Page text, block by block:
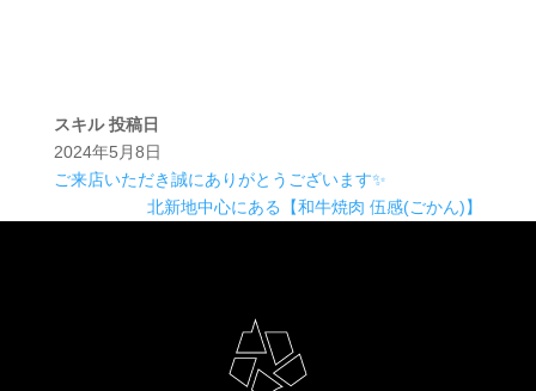
スキル 投稿日
2024年5月8日
ご来店いただき誠にありがとうございます✨
北新地中心にある【和牛焼肉 伍感(ごかん)】